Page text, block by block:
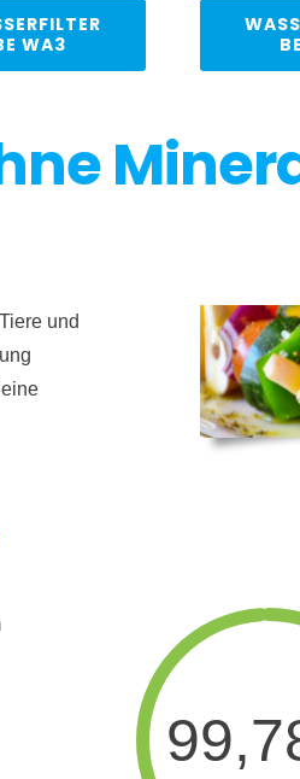
WA3
und